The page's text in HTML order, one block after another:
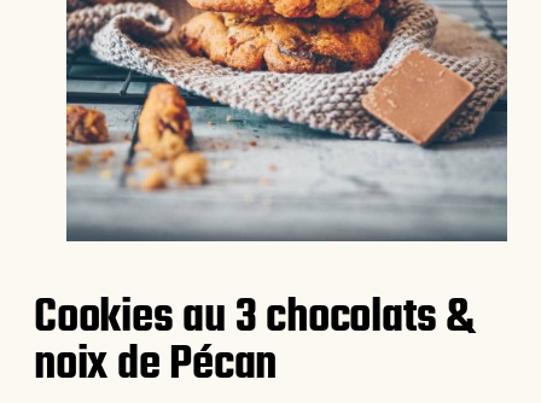
Cookies au 3 chocolats &
noix de Pécan